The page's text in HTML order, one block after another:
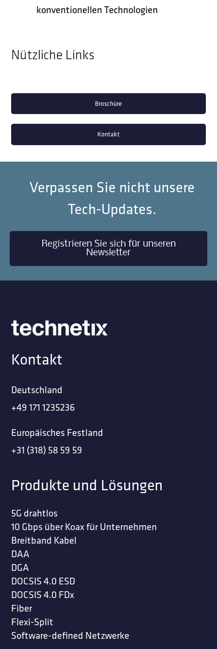
konventionellen Technologien
Nützliche Links
Broschüre
Kontakt
Verpassen Sie nicht unsere
Tech-Updates.
Registrieren Sie sich für unseren
Newsletter
Kontakt
Deutschland
+49 171 1235236
Europäisches Festland
+31 (318) 58 59 59
Produkte und Lösungen
5G drahtlos
10 Gbps über Koax für Unternehmen
Breitband Kabel
DAA
DGA
DOCSIS 4.0 ESD
DOCSIS 4.0 FDx
Fiber
Flexi-Split
Software-defined Netzwerke